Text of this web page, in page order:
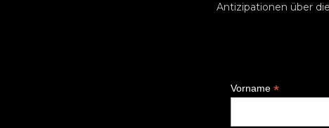
Antizipationen über
Vorname*